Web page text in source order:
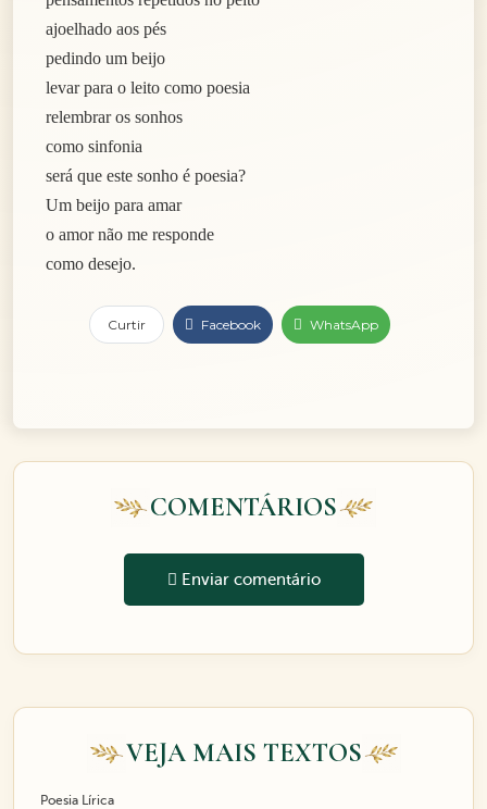
ajoelhado aos pés
pedindo um beijo
levar para o leito como poesia
relembrar os sonhos
como sinfonia
será que este sonho é poesia?
Um beijo para amar
o amor não me responde
como desejo.
Curtir Facebook WhatsApp
COMENTÁRIOS
Enviar comentário
VEJA MAIS TEXTOS
Poesia Lírica